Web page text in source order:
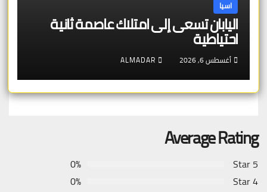
اسيا
اليابان تسعى إلى امتلاك عاصمة ثانية
احتياطية
أغسطس 6, 2026 ALMADAR
Average Rating
5 Star
0%
4 Star
0%